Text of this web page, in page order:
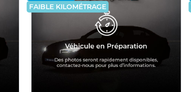
FAIBLE KILOMÉTRAGE